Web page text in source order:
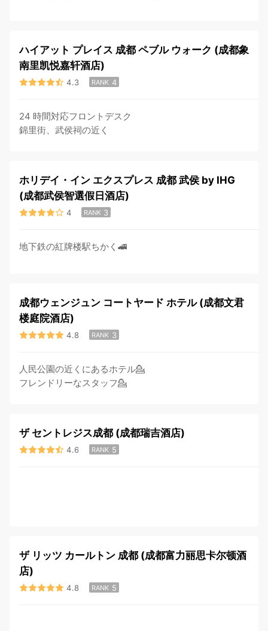
ハイアット プレイス 成都 ペブル ウォーク (成都象
南里凯悦嘉轩酒店)
4.3 RANK 4
24 時間対応フロントデスク
錦里街、武侯祠の近く
ホリデイ・イン エクスプレス 成都 武侯 by IHG
(成都武侯智選假日酒店)
4 RANK 3
地下鉄の紅牌楼駅ちかく🚄
成都ウェンジュン コートヤード ホテル (成都文君
楼庭院酒店)
4.8 RANK 3
人民公園の近くにあるホテル💁
フレンドリーなスタッフ💁
ザ セントレジス成都 (成都瑞吉酒店)
4.6 RANK 5
ザ リッツ カールトン 成都 (成都富力丽思卡尔顿酒
店)
4.8 RANK 5